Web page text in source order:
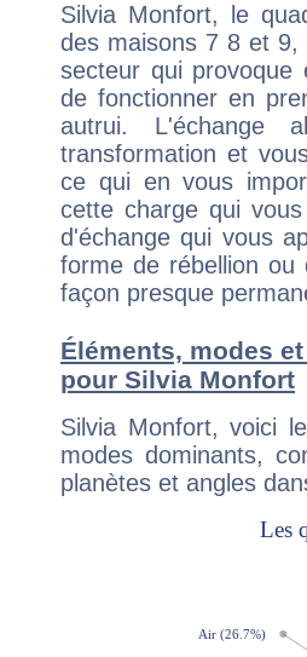
Silvia Monfort, le
des maisons 7 8 et
secteur qui provoque
de fonctionner en
autrui. L'échange
transformation et
ce qui en vous
cette charge qui
d'échange qui vous
forme de rébellion ou
façon presque
Éléments, modes
pour Silvia Monfort
Silvia Monfort, voici
modes dominants,
planètes et angles